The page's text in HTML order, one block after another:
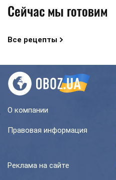
Сейчас мы готовим
Все рецепты
О компании
Правовая информация
Реклама на сайте